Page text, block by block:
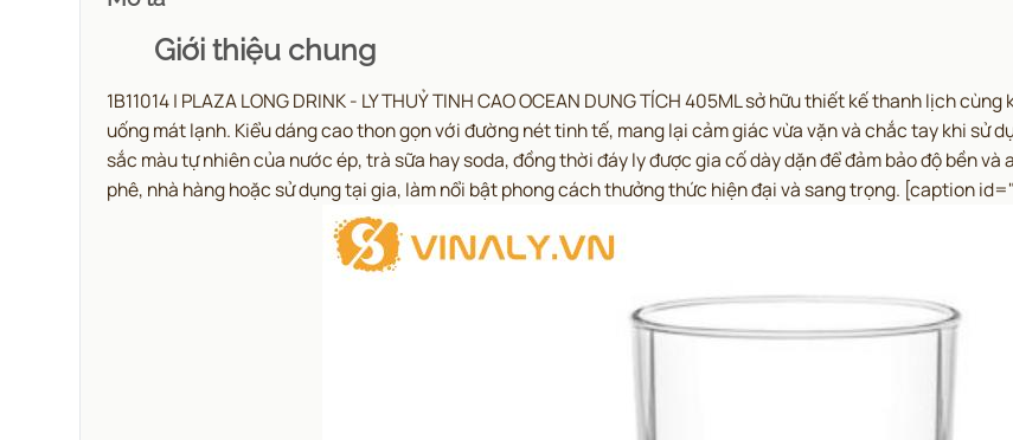
Giới thiệu chung
1B11014 | PLAZA LONG DRINK - LY THUỶ TINH CAO OCEAN DUNG TÍCH 405ML sở hữu thiết kế thanh lịch
uống mát lạnh. Kiểu dáng cao thon gọn với đường nét tinh tế, mang lại cảm giác vừa vặn và chắc tay khi sử
sắc màu tự nhiên của nước ép, trà sữa hay soda, đồng thời đáy ly được gia cố dày dặn để đảm bảo độ bền
phê, nhà hàng hoặc sử dụng tại gia, làm nổi bật phong cách thưởng thức hiện đại và sang trọng. [caption